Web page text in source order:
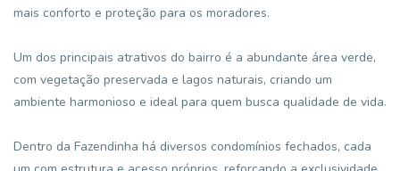
mais conforto e proteção para os moradores.
Um dos principais atrativos do bairro é a abundante área verde,
com vegetação preservada e lagos naturais, criando um
ambiente harmonioso e ideal para quem busca qualidade de vida.
Dentro da Fazendinha há diversos condomínios fechados, cada